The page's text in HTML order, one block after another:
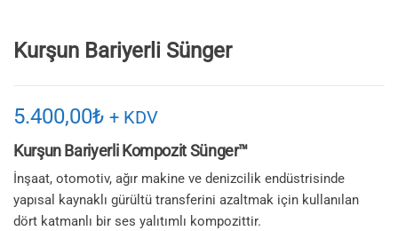
Kurşun Bariyerli Sünger
5.400,00₺ + KDV
Kurşun Bariyerli Kompozit Sünger™
İnşaat, otomotiv, ağır makine ve denizcilik endüstrisinde
yapısal kaynaklı gürültü transferini azaltmak için kullanılan
dört katmanlı bir ses yalıtımlı kompozittir.